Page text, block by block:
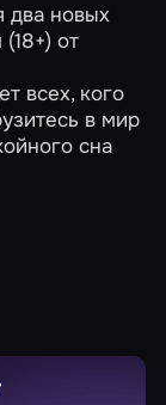
два новых
от
всех, кого
в мир
сна